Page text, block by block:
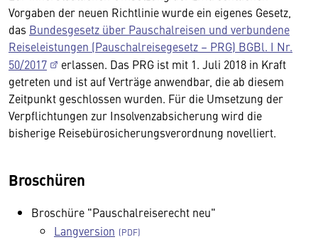
Vorgaben der neuen Richtlinie wurde ein eigenes Gesetz,
das Bundesgesetz über Pauschalreisen und verbundene
Reiseleistungen (Pauschalreisegesetz – PRG) BGBl. I Nr.
50/2017
erlassen. Das PRG ist mit 1. Juli 2018 in Kraft
getreten und ist auf Verträge anwendbar, die ab diesem
Zeitpunkt geschlossen wurden. Für die Umsetzung der
Verpflichtungen zur Insolvenzabsicherung wird die
bisherige Reisebürosicherungsverordnung novelliert.
Broschüren
Broschüre "Pauschalreiserecht neu"
Langversion